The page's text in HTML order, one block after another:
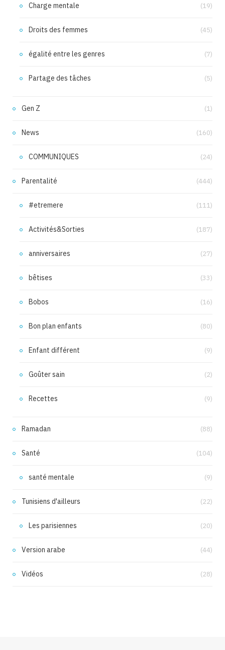
Charge mentale (19)
Droits des femmes (45)
égalité entre les genres (7)
Partage des tâches (5)
Gen Z (1)
News (160)
COMMUNIQUES (24)
Parentalité (444)
#etremere (111)
Activités&Sorties (187)
anniversaires (27)
bêtises (33)
Bobos (16)
Bon plan enfants (80)
Enfant différent (9)
Goûter sain (2)
Recettes (9)
Ramadan (88)
Santé (104)
santé mentale (9)
Tunisiens d'ailleurs (22)
Les parisiennes (20)
Version arabe (44)
Vidéos (28)